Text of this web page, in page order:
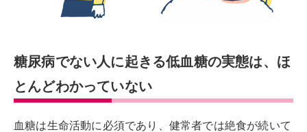
糖尿病でない人に起きる低血糖の実態は、ほ
とんどわかっていない
血糖は生命活動に必須であり、健常者では絶食が続いて